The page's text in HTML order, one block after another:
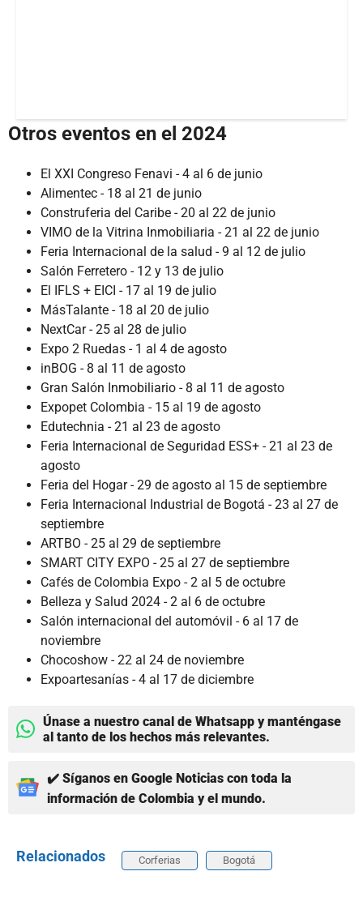
Otros eventos en el 2024
El XXI Congreso Fenavi - 4 al 6 de junio
Alimentec - 18 al 21 de junio
Construferia del Caribe - 20 al 22 de junio
VIMO de la Vitrina Inmobiliaria - 21 al 22 de junio
Feria Internacional de la salud - 9 al 12 de julio
Salón Ferretero - 12 y 13 de julio
El IFLS + EICI - 17 al 19 de julio
MásTalante - 18 al 20 de julio
NextCar - 25 al 28 de julio
Expo 2 Ruedas - 1 al 4 de agosto
inBOG - 8 al 11 de agosto
Gran Salón Inmobiliario - 8 al 11 de agosto
Expopet Colombia - 15 al 19 de agosto
Edutechnia - 21 al 23 de agosto
Feria Internacional de Seguridad ESS+ - 21 al 23 de
agosto
Feria del Hogar - 29 de agosto al 15 de septiembre
Feria Internacional Industrial de Bogotá - 23 al 27 de
septiembre
ARTBO - 25 al 29 de septiembre
SMART CITY EXPO - 25 al 27 de septiembre
Cafés de Colombia Expo - 2 al 5 de octubre
Belleza y Salud 2024 - 2 al 6 de octubre
Salón internacional del automóvil - 6 al 17 de
noviembre
Chocoshow - 22 al 24 de noviembre
Expoartesanías - 4 al 17 de diciembre
Únase a nuestro canal de Whatsapp y manténgase
al tanto de los hechos más relevantes.
✔️ Síganos en Google Noticias con toda la
información de Colombia y el mundo.
Relacionados Corferias Bogotá